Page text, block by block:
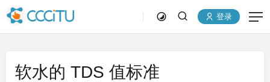
登录
软水的 TDS 值标准